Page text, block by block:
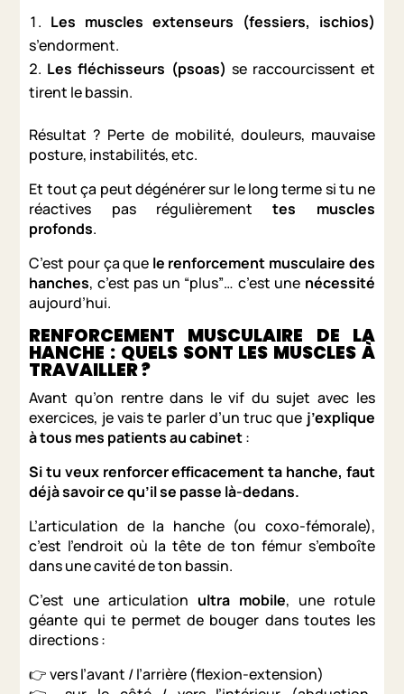
Les muscles extenseurs (fessiers, ischios)
s’endorment.
Les fléchisseurs (psoas) se raccourcissent et
tirent le bassin.
Résultat ? Perte de mobilité, douleurs, mauvaise
posture, instabilités, etc.
Et tout ça peut dégénérer sur le long terme si tu ne
réactives pas régulièrementtes muscles
profonds.
C’est pour ça que le renforcement musculaire des
hanches, c’est pas un “plus”… c’est une nécessité
aujourd’hui.
RENFORCEMENT MUSCULAIRE DE LA
HANCHE : QUELS SONT LES MUSCLES À
TRAVAILLER ?
Avant qu’on rentre dans le vif du sujet avec les
exercices, je vais te parler d’un truc que j’explique
à tous mes patients au cabinet:
Si tu veux renforcer efficacement ta hanche, faut
déjà savoir ce qu’il se passe là-dedans.
L’articulation de la hanche (ou coxo-fémorale),
c’est l’endroit où la tête de ton fémur s’emboîte
dans une cavité de ton bassin.
C’est une articulation ultra mobile, une rotule
géante qui te permet de bouger dans toutes les
directions :
👉 vers l’avant / l’arrière (flexion-extension)